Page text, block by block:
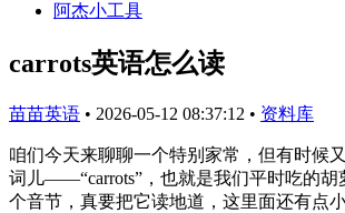
阿杰小工具
carrots英语怎么读
苗苗英语 • 2026-05-12 08:37:12 • 资料库
咱们今天来聊聊一个特别家常，但有时候
词儿——“carrots”，也就是我们平时吃的胡
个音节，真要把它读地道，这里面还有点